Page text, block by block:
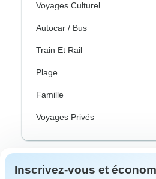
Voyages Culturel
Autocar / Bus
Train Et Rail
Plage
Famille
Voyages Privés
Inscrivez-vous et